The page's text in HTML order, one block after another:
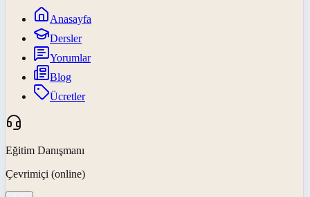
Anasayfa
Dersler
Yorumlar
Blog
Ücretler
Eğitim Danışmanı
Çevrimiçi (online)